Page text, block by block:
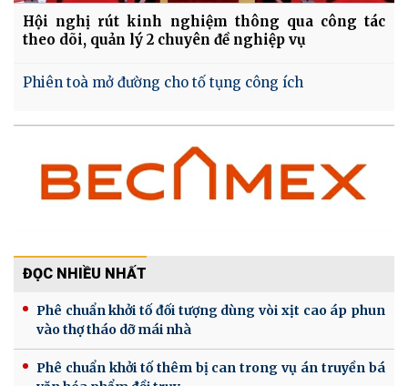
Hội nghị rút kinh nghiệm thông qua công tác
theo dõi, quản lý 2 chuyên đề nghiệp vụ
Phiên toà mở đường cho tố tụng công ích
ĐỌC NHIỀU NHẤT
Phê chuẩn khởi tố đối tượng dùng vòi xịt cao áp phun
vào thợ tháo dỡ mái nhà
Phê chuẩn khởi tố thêm bị can trong vụ án truyền bá